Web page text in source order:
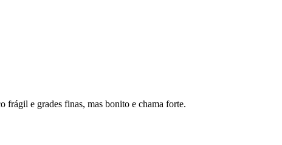
frágil e grades finas, mas bonito e chama forte.